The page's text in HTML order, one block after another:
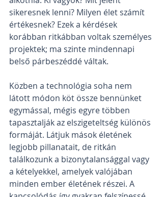
sikeresnek lenni? Milyen élet számít
értékesnek? Ezek a kérdések
korábban ritkábban voltak személyes
projektek; ma szinte mindennapi
belső párbeszéddé váltak.
Közben a technológia soha nem
látott módon köt össze bennünket
egymással, mégis egyre többen
tapasztalják az elszigeteltség különös
formáját. Látjuk mások életének
legjobb pillanatait, de ritkán
találkozunk a bizonytalansággal vagy
a kételyekkel, amelyek valójában
minden ember életének részei. A